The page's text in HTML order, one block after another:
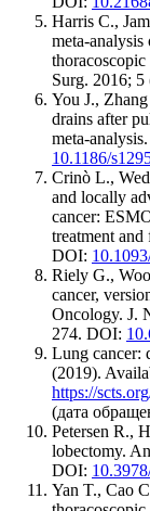
Harris C.,
meta-
Surg. 2016;
You J.,
drains after
meta-
10.1186/
Crinò L.,
and locally
cancer:
treatment
DOI:
Riely G.,
cancer,
Oncology. J.
274. DOI:
Lung cancer:
(2019).
https://
(дата
Petersen R.,
lobectomy.
DOI:
Yan T., Cao